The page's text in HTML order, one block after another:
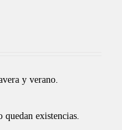
y verano.
existencias.